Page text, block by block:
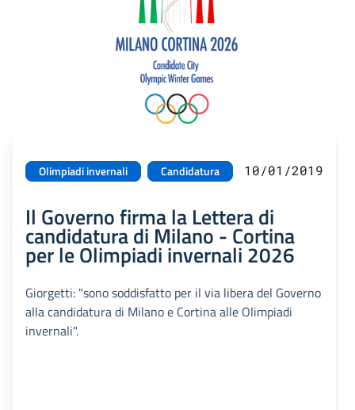
Olimpiadi invernali Candidatura 10/01/2019
Il Governo firma la Lettera di
candidatura di Milano - Cortina
per le Olimpiadi invernali 2026
Giorgetti: "sono soddisfatto per il via libera del Governo
alla candidatura di Milano e Cortina alle Olimpiadi
invernali".